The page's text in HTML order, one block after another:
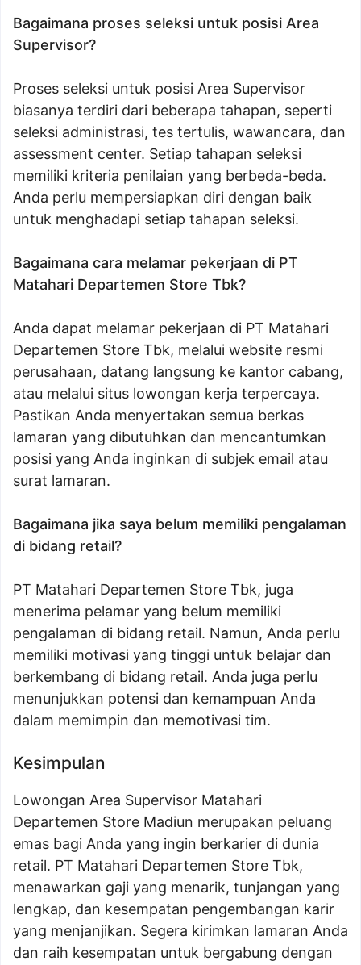
Bagaimana proses seleksi untuk posisi Area
Supervisor?
Proses seleksi untuk posisi Area Supervisor
biasanya terdiri dari beberapa tahapan, seperti
seleksi administrasi, tes tertulis, wawancara, dan
assessment center. Setiap tahapan seleksi
memiliki kriteria penilaian yang berbeda-beda.
Anda perlu mempersiapkan diri dengan baik
untuk menghadapi setiap tahapan seleksi.
Bagaimana cara melamar pekerjaan di PT
Matahari Departemen Store Tbk?
Anda dapat melamar pekerjaan di PT Matahari
Departemen Store Tbk, melalui website resmi
perusahaan, datang langsung ke kantor cabang,
atau melalui situs lowongan kerja terpercaya.
Pastikan Anda menyertakan semua berkas
lamaran yang dibutuhkan dan mencantumkan
posisi yang Anda inginkan di subjek email atau
surat lamaran.
Bagaimana jika saya belum memiliki pengalaman
di bidang retail?
PT Matahari Departemen Store Tbk, juga
menerima pelamar yang belum memiliki
pengalaman di bidang retail. Namun, Anda perlu
memiliki motivasi yang tinggi untuk belajar dan
berkembang di bidang retail. Anda juga perlu
menunjukkan potensi dan kemampuan Anda
dalam memimpin dan memotivasi tim.
Kesimpulan
Lowongan Area Supervisor Matahari
Departemen Store Madiun merupakan peluang
emas bagi Anda yang ingin berkarier di dunia
retail. PT Matahari Departemen Store Tbk,
menawarkan gaji yang menarik, tunjangan yang
lengkap, dan kesempatan pengembangan karir
yang menjanjikan. Segera kirimkan lamaran Anda
dan raih kesempatan untuk bergabung dengan